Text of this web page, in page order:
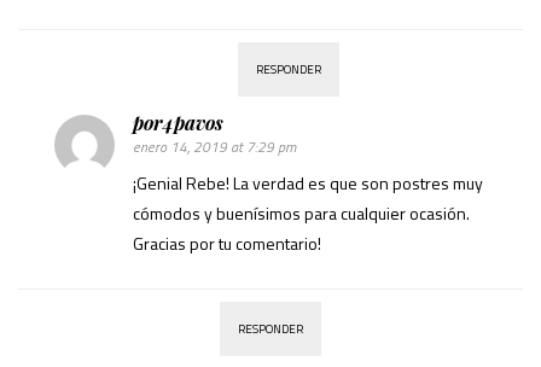
RESPONDER
por4pavos
enero 14, 2019 at 7:29 pm
¡Genial Rebe! La verdad es que son postres muy
cómodos y buenísimos para cualquier ocasión.
Gracias por tu comentario!
RESPONDER